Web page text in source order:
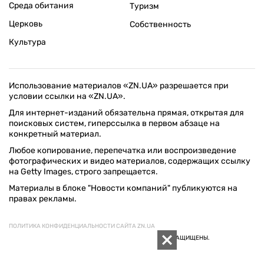
Среда обитания
Церковь
Культура
Туризм
Собственность
Использование материалов «ZN.UA» разрешается при
условии ссылки на «ZN.UA».
Для интернет-изданий обязательна прямая, открытая для
поисковых систем, гиперссылка в первом абзаце на
конкретный материал.
Любое копирование, перепечатка или воспроизведение
фотографических и видео материалов, содержащих ссылку
на Getty Images, строго запрещается.
Материалы в блоке "Новости компаний" публикуются на
правах рекламы.
ПОЛИТИКА КОНФИДЕНЦИАЛЬНОСТИ САЙТА ZN.UA
© 1994–2026 «ЗЕРКАЛО НЕДЕЛИ. УКРАИНА». ВСЕ ПРАВА ЗАЩИЩЕНЫ.